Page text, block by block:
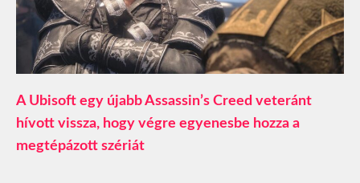
A Ubisoft egy újabb Assassin’s Creed veteránt
hívott vissza, hogy végre egyenesbe hozza a
megtépázott szériát